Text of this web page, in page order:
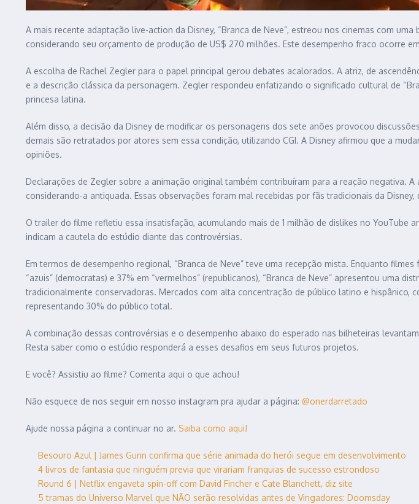
A mais recente adaptação live-action da Disney, “Branca de Neve”, estreou nos cinemas com
considerando seu orçamento de produção de US$ 270 milhões. Este desempenho fraco ocorre
A escolha de Rachel Zegler para o papel principal gerou debates acalorados. A atriz, de
e a descrição clássica da personagem. Zegler respondeu enfatizando o significado cultural de
princesa latina.
Além disso, a decisão da Disney de modificar os personagens dos sete anões provocou
demais são retratados por atores sem essa condição, utilizando CGI. A Disney afirmou que a
opiniões.
Declarações de Zegler sobre a animação original também contribuíram para a reação negativa.
considerando-a antiquada. Essas observações foram mal recebidas por fãs tradicionais da
O trailer do filme refletiu essa insatisfação, acumulando mais de 1 milhão de dislikes no
indicam a cautela do estúdio diante das controvérsias.
Em termos de desempenho regional, “Branca de Neve” teve uma recepção mista. Enquanto
“azuis” (democratas) e 37% em “vermelhos” (republicanos), “Branca de Neve” apresentou uma
tradicionalmente conservadoras. Mercados com alta concentração de público latino e hispânico,
representando 30% do público total.
A combinação dessas controvérsias e o desempenho abaixo do esperado nas bilheteiras
Resta saber como o estúdio responderá a esses desafios em seus futuros projetos.
E você? Assistiu ao filme? Comenta aqui o que achou!
Não esquece de nos seguir em nosso instagram pra ajudar a página: @onerdarretado
Ajude nossa página a continuar no ar. Saiba como aqui!
Besouro Azul | James Gunn confirma que série animada do herói segue em desenvolvimento
4 livros de fantasia que ninguém previa que virariam franquias de sucesso estrondoso
Round 6 | Netflix engaveta spin-off com David Fincher e Cate Blanchett, diz site
5 tramas do Universo Marvel que NÃO serão resolvidas antes de Vingadores: Doomsday